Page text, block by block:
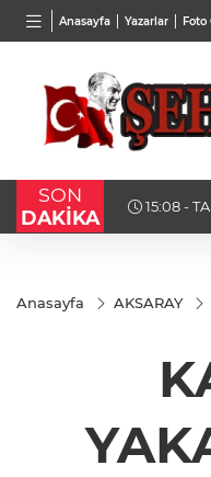
Anasayfa Yazarlar Foto
TND
16,2470%-0,45
SON
DAKİKA
15:08 -
Anasayfa AKSARAY